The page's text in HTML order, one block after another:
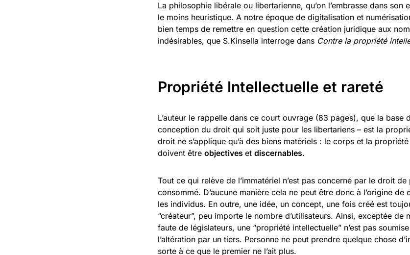
La philosophie libérale ou libertarienne, qu’on l’embrasse dans son
le moins heuristique. A notre époque de digitalisation et
bien temps de remettre en question cette création juridique aux
indésirables, que S.Kinsella interroge dans Contre la propriété
Propriété Intellectuelle et rareté
L’auteur le rappelle dans ce court ouvrage (83 pages), que la base
conception du droit qui soit juste pour les libertariens – est la
droit ne s’applique qu’à des biens matériels : le corps et la
doivent être objectives et discernables.
Tout ce qui relève de l’immatériel n’est pas concerné par le droit
consommé. D’aucune manière cela ne peut être donc à l’origine de
les individus. En outre, une idée, un concept, une fois créé est
“créateur”, peu importe le nombre d’utilisateurs. Ainsi, exceptée de
faute de législateurs, une “propriété intellectuelle” n’est pas
l’altération par un tiers. Personne ne peut prendre quelque chose
sorte à ce que le premier ne l’ait plus.